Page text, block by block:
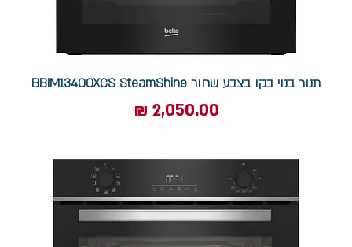
תנור בנוי בקו בצבע שחור BBIM13400XCS SteamShine
מחיר